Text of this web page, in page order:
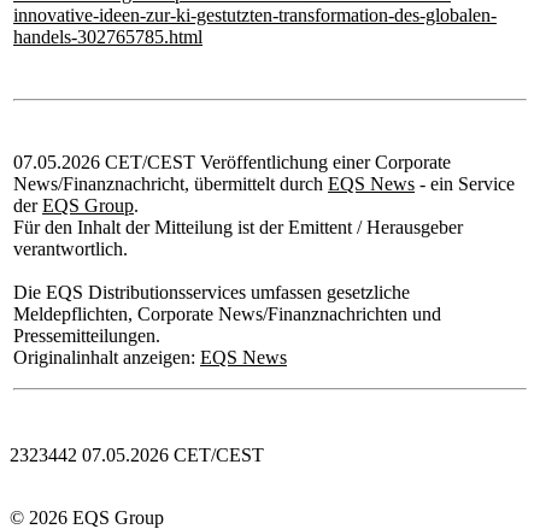
innovative-ideen-zur-ki-gestutzten-transformation-des-globalen-
handels-302765785.html
07.05.2026 CET/CEST Veröffentlichung einer Corporate
News/Finanznachricht, übermittelt durch EQS News - ein Service
derEQS Group.
Für den Inhalt der Mitteilung ist der Emittent / Herausgeber
verantwortlich.
Die EQS Distributionsservices umfassen gesetzliche
Meldepflichten, Corporate News/Finanznachrichten und
Pressemitteilungen.
Originalinhalt anzeigen: EQS News
2323442 07.05.2026 CET/CEST
© 2026 EQS Group